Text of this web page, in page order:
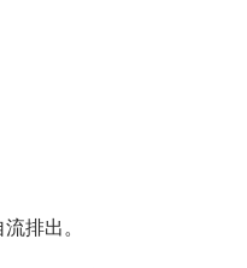
排出。